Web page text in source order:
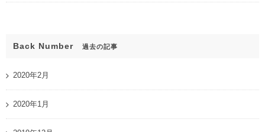
Back Number 過去の記事
2020年2月
2020年1月